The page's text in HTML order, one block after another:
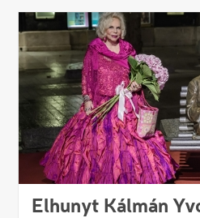
Elhunyt Kálmán